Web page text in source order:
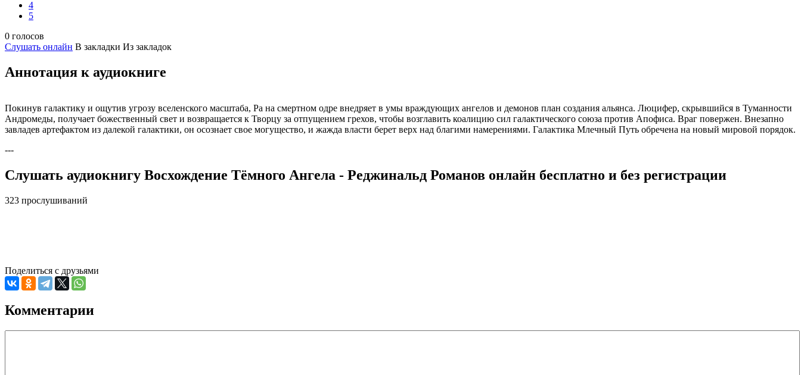
4
5
0 голосов
Слушать онлайн В закладки Из закладок
Аннотация к аудиокниге
Покинув галактику и ощутив угрозу вселенского масштаба, Ра на смертном одре внедряет в умы враждующих ангелов и демонов план создания альянса. Люцифер, скрывшийся в Туманности
Андромеды, получает божественный свет и возвращается к Творцу за отпущением грехов, чтобы возглавить коалицию сил галактического союза против Апофиса. Враг повержен. Внезапно
завладев артефактом из далекой галактики, он осознает свое могущество, и жажда власти берет верх над благими намерениями. Галактика Млечный Путь обречена на новый мировой порядок.
---
Слушать аудиокнигу Восхождение Тёмного Ангела - Реджинальд Романов онлайн бесплатно и без регистрации
323 прослушиваний
Поделиться с друзьями
Комментарии